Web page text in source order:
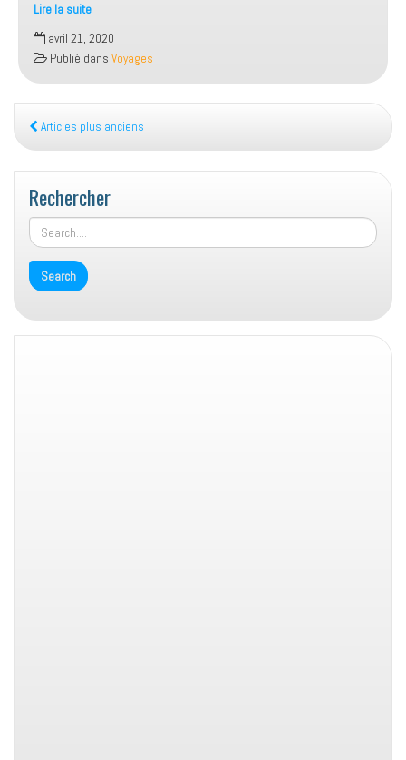
Lire la suite
Vestiges
des
civilisations
précolombiennes
au
Mexique
:
3
sites
à
découvrir
avril 21, 2020
Publié dans Voyages
Articles plus anciens
Rechercher